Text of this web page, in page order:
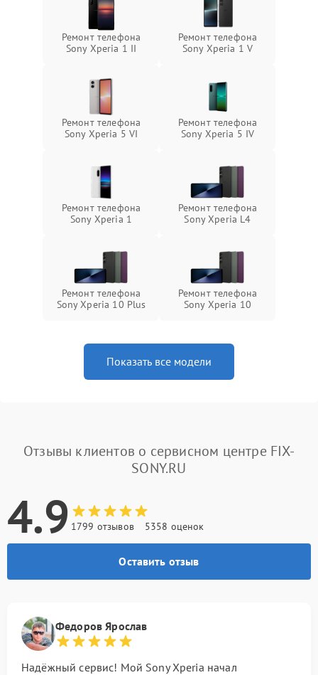
Ремонт телефона
Sony Xperia 1 II
Ремонт телефона
Sony Xperia 1 V
Ремонт телефона
Sony Xperia 5 VI
Ремонт телефона
Sony Xperia 5 IV
Ремонт телефона
Sony Xperia 1
Ремонт телефона
Sony Xperia L4
Ремонт телефона
Sony Xperia 10 Plus
Ремонт телефона
Sony Xperia 10
Показать все модели
Отзывы клиентов о сервисном центре FIX-
SONY.RU
4.9 1799 отзывов 5358 оценок
Оставить отзыв
Федоров Ярослав
Надёжный сервис! Мой Sony Xperia начал